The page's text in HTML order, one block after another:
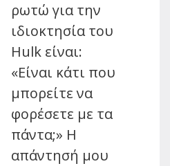
ρωτώ για την
ιδιοκτησία του
Hulk είναι:
«Είναι κάτι που
μπορείτε να
φορέσετε με τα
πάντα;» Η
απάντησή μου